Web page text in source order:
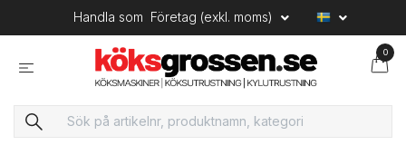
Handla som Företag (exkl. moms)
0